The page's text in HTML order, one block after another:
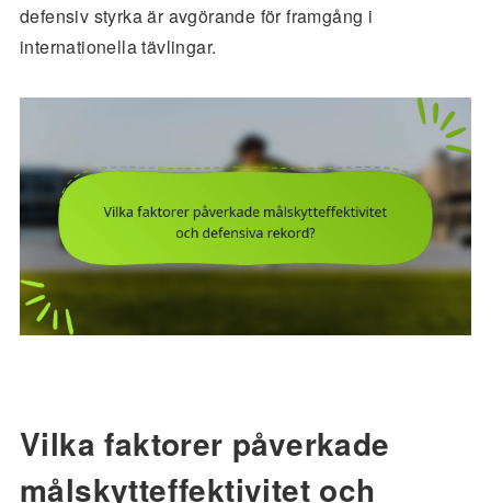
defensiv styrka är avgörande för framgång i
internationella tävlingar.
Vilka faktorer påverkade
målskytteffektivitet och